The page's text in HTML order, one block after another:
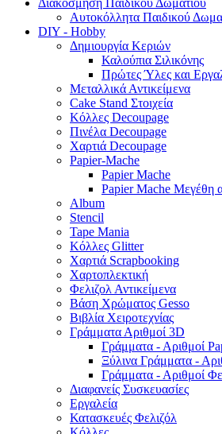
Αυτοκόλλητα Παιδικού
DIY - Hobby
Δημιουργία Κεριών
Καλούπια Σιλικόνης
Πρώτες Ύλες και
Μεταλλικά Αντικείμενα
Cake Stand Στοιχεία
Κόλλες Decoupage
Πινέλα Decoupage
Χαρτιά Decoupage
Papier-Mache
Papier Mache
Papier Mache
Album
Stencil
Tape Mania
Κόλλες Glitter
Χαρτιά Scrapbooking
Χαρτοπλεκτική
Φελιζολ Αντικείμενα
Βάση Χρώματος Gesso
Βιβλία Χειροτεχνίας
Γράμματα Αριθμοί 3D
Γράμματα - Αριθμοί
Ξύλινα Γράμματα -
Γράμματα - Αριθμοί
Διαφανείς Συσκευασίες
Εργαλεία
Κατασκευές Φελιζόλ